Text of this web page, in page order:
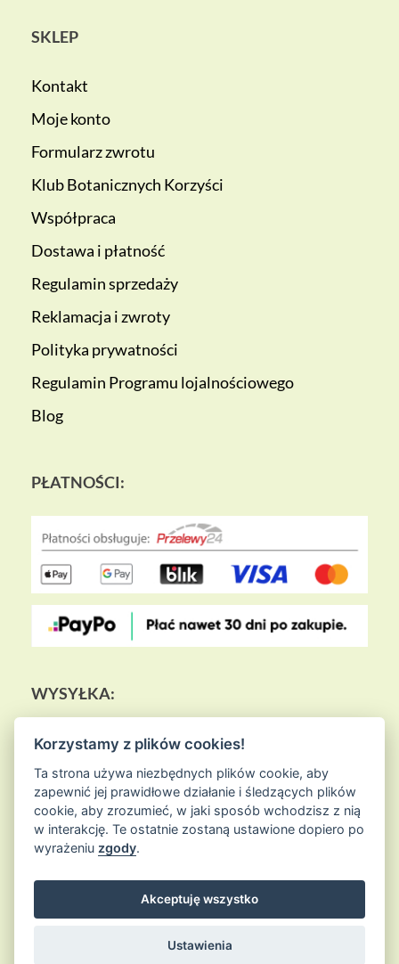
SKLEP
Kontakt
Moje konto
Formularz zwrotu
Klub Botanicznych Korzyści
Współpraca
Dostawa i płatność
Regulamin sprzedaży
Reklamacja i zwroty
Polityka prywatności
Regulamin Programu lojalnościowego
Blog
PŁATNOŚCI:
WYSYŁKA:
© 2026Sklep Ziołowa Wyspais proudly powered by
Entries (RSS) and Comments (RSS)
Korzystamy z plików cookies!
Ta strona używa niezbędnych plików cookie, aby
zapewnić jej prawidłowe działanie i śledzących plików
cookie, aby zrozumieć, w jaki sposób wchodzisz z nią
w interakcję. Te ostatnie zostaną ustawione dopiero po
wyrażeniu zgody.
Akceptuję wszystko
Ustawienia